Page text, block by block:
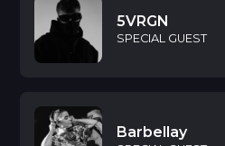
5VRGN
SPECIAL GUEST
Barbellay